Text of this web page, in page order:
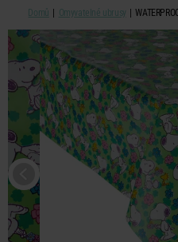
Domů Omyvatelné ubrusy